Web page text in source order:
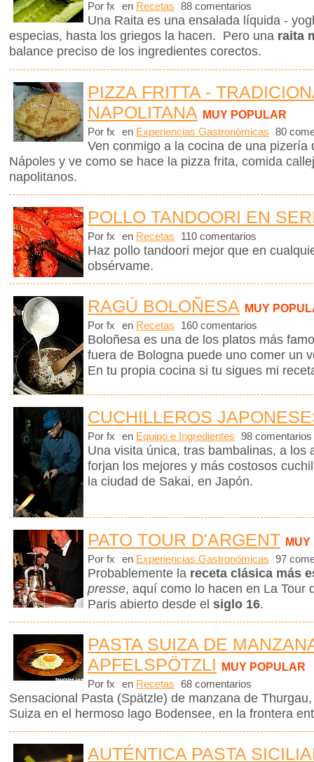
Por fx en Recetas 88 comentarios
Una Raita es una ensalada líquida -
especias, hasta los griegos la hacen. Pero una raita
balance preciso de los ingredientes corectos.
PIZZA FRITTA -
NAPOLITANA MUY POPULAR
Por fx en Experiencias Gastronómicas 80
Ven conmigo a la cocina de una pizería
Nápoles y ve como se hace la pizza frita, comida
napolitanos.
POLLO TANDOORI EN
Por fx en Recetas 110 comentarios
Haz pollo tandoori mejor que en
obsérvame.
RAGÚ BOLOÑESA MUY
Por fx en Recetas 160 comentarios
Boloñesa es una de los platos más
fuera de Bologna puede uno comer un
En tu propia cocina si tu sigues mi
CUCHILLEROS
Por fx en Equipo e Ingredientes 98 comentarios
Una visita única, tras bambalinas, a los
forjan los mejores y más costosos
la ciudad de Sakai, en Japón.
PATO TOUR D'ARGENT MUY
Por fx en Experiencias Gastronómicas 97
Probablemente la receta clásica más
presse, aquí como lo hacen en La Tour
Paris abierto desde el siglo 16.
PASTA SUIZA DE
APFELSPÖTZLI MUY POPULAR
Por fx en Recetas 68 comentarios
Sensacional Pasta (Spätzle) de manzana de
Suiza en el hermoso lago Bodensee, en la frontera
AUTÉNTICA PASTA